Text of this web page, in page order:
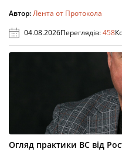
Автор:Лента от Протокола
04.08.2026Переглядів:458
Огляд практики ВС від